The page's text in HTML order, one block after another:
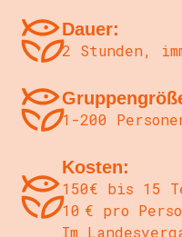
Dauer:
2 Stunden,
1-200
Kosten:
150€ bis 15
10 € pro
Im